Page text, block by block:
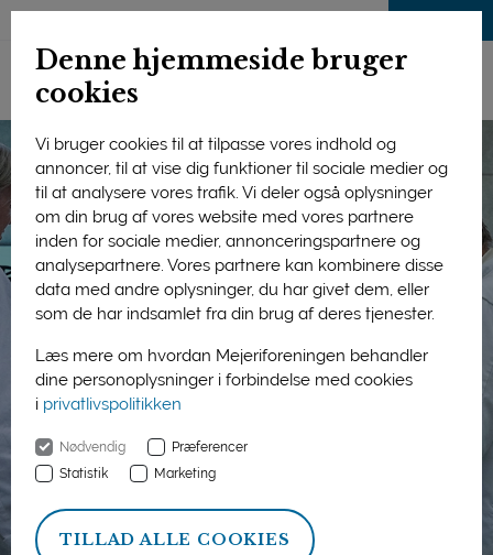
Denne hjemmeside bruger
cookies
Vi bruger cookies til at tilpasse vores indhold og
annoncer, til at vise dig funktioner til sociale medier og
til at analysere vores trafik. Vi deler også oplysninger
om din brug af vores website med vores partnere
inden for sociale medier, annonceringspartnere og
analysepartnere. Vores partnere kan kombinere disse
data med andre oplysninger, du har givet dem, eller
som de har indsamlet fra din brug af deres tjenester.
Læs mere om hvordan Mejeriforeningen behandler
dine personoplysninger i forbindelse med cookies
i privatlivspolitikken
Nødvendig
Præferencer
Statistik
Marketing
TILLAD ALLE COOKIES